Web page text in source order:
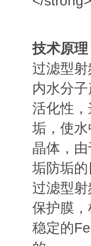
技术原理
过滤型
内水分
活化性
垢，使
晶体，
垢防垢
过滤型
保护膜
稳定的